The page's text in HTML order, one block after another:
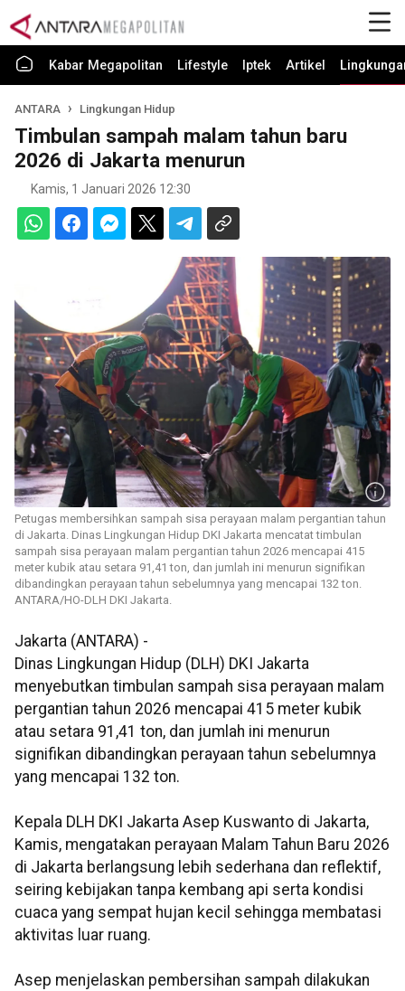
Kabar Megapolitan Lifestyle Iptek Artikel
ANTARA Lingkungan Hidup
Timbulan sampah malam tahun baru
2026 di Jakarta menurun
Kamis, 1 Januari 2026 12:30
Petugas membersihkan sampah sisa perayaan malam pergantian tahun
di Jakarta. Dinas Lingkungan Hidup DKI Jakarta mencatat timbulan
sampah sisa perayaan malam pergantian tahun 2026 mencapai 415
meter kubik atau setara 91,41 ton, dan jumlah ini menurun signifikan
dibandingkan perayaan tahun sebelumnya yang mencapai 132 ton.
ANTARA/HO-DLH DKI Jakarta.
Jakarta (ANTARA) -
Dinas Lingkungan Hidup (DLH) DKI Jakarta
menyebutkan timbulan sampah sisa perayaan malam
pergantian tahun 2026 mencapai 415 meter kubik
atau setara 91,41 ton, dan jumlah ini menurun
signifikan dibandingkan perayaan tahun sebelumnya
yang mencapai 132 ton.
Kepala DLH DKI Jakarta Asep Kuswanto di Jakarta,
Kamis, mengatakan perayaan Malam Tahun Baru 2026
di Jakarta berlangsung lebih sederhana dan reflektif,
seiring kebijakan tanpa kembang api serta kondisi
cuaca yang sempat hujan kecil sehingga membatasi
aktivitas luar ruang.
Asep menjelaskan pembersihan sampah dilakukan